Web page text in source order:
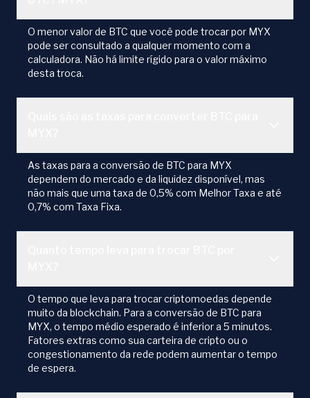
O menor valor de BTC que você pode trocar por MYX
pode ser consultado a qualquer momento com a
calculadora. Não há limite rígido para o valor máximo
desta troca.
As taxas para a conversão de BTC para MYX
dependem do mercado e da liquidez disponível, mas
não mais que uma taxa de 0,5% com Melhor Taxa e até
0,7% com Taxa Fixa.
O tempo que leva para trocar criptomoedas depende
muito da blockchain. Para a conversão de BTC para
MYX, o tempo médio esperado é inferior a 5 minutos.
Fatores extras como sua carteira de cripto ou o
congestionamento da rede podem aumentar o tempo
de espera.